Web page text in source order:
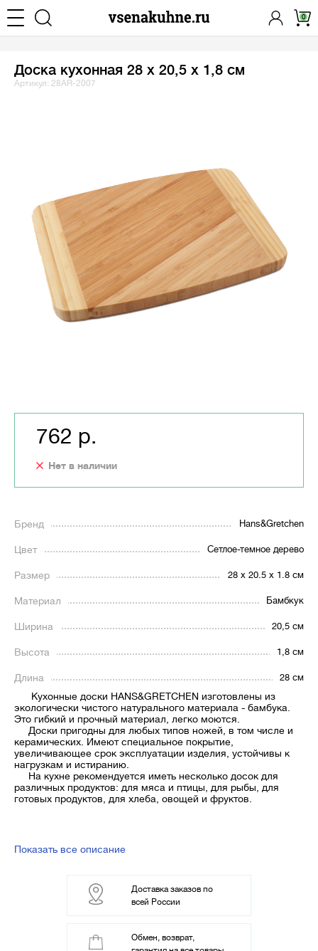
0
Доска кухонная 28 х 20,5 х 1,8 см
Артикул: 28AR-2007
Бренд Hans&Gretchen
Цвет Сетлое-темное дерево
Размер 28 x 20.5 x 1.8 см
Материал Бамбкук
Ширина 20,5 см
Высота 1,8 см
Длина 28 см
Кухонные доски HANS&GRETCHEN изготовлены из
экологически чистого натурального материала - бамбука.
Это гибкий и прочный материал, легко моются.
Доски пригодны для любых типов ножей, в том числе и
керамических. Имеют специальное покрытие,
увеличивающее срок эксплуатации изделия, устойчивы к
нагрузкам и истиранию.
На кухне рекомендуется иметь несколько досок для
различных продуктов: для мяса и птицы, для рыбы, для
готовых продуктов, для хлеба, овощей и фруктов.
Показать все описание
Доставка заказов по
всей России
Обмен, возврат,
762 р.
Нет в наличии